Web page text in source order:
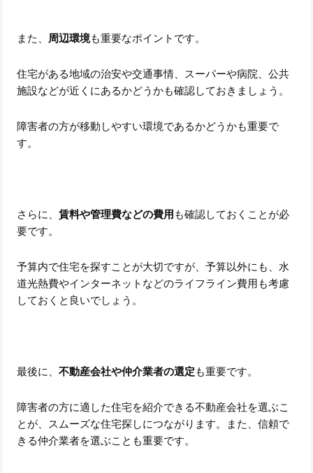
また、 周辺環境も重要なポイントです。
住宅がある地域の治安や交通事情、スーパーや病院、公共
施設などが近くにあるかどうかも確認しておきましょう。
障害者の方が移動しやすい環境であるかどうかも重要で
す。
さらに、賃料や管理費などの費用も確認しておくことが必
要です。
予算内で住宅を探すことが大切ですが、予算以外にも、水
道光熱費やインターネットなどのライフライン費用も考慮
しておくと良いでしょう。
最後に、不動産会社や仲介業者の選定も重要です。
障害者の方に適した住宅を紹介できる不動産会社を選ぶこ
とが、スムーズな住宅探しにつながります。また、信頼で
きる仲介業者を選ぶことも重要です。